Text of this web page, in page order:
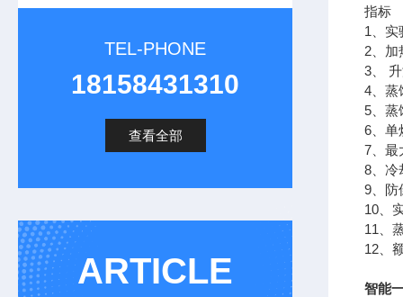
TEL-PHONE
18158431310
查看全部
ARTICLE
指标
1、实
2、加
3、
4、蒸
5、蒸
6、单
7、最
8、冷
9、防
10、
11、
12、
智能